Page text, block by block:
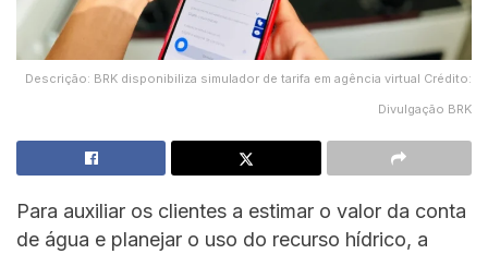
Descrição: BRK disponibiliza simulador de tarifa em agência virtual Crédito:
Divulgação BRK
Para auxiliar os clientes a estimar o valor da conta
de água e planejar o uso do recurso hídrico, a